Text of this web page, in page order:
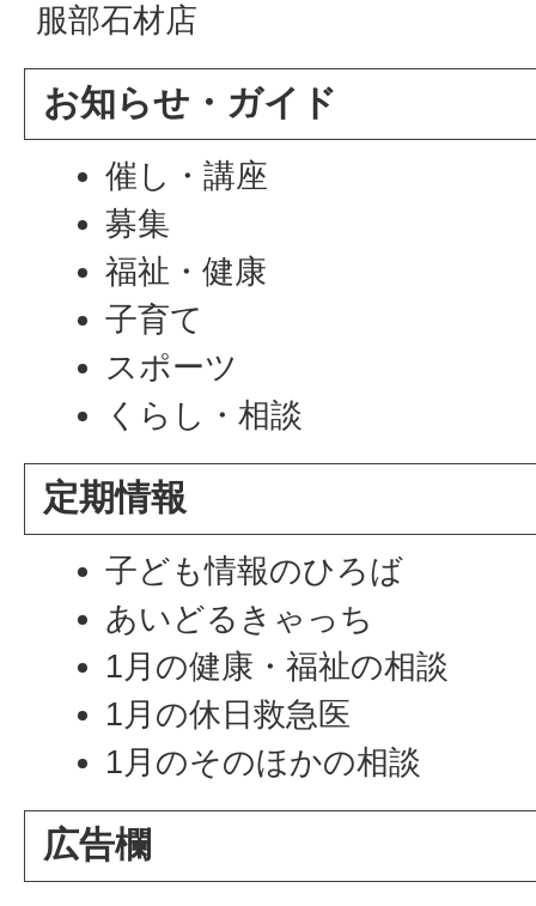
服部石材店
お知らせ・ガイド
催し・講座
募集
福祉・健康
子育て
スポーツ
くらし・相談
定期情報
子ども情報のひろば
あいどるきゃっち
1月の健康・福祉の相談
1月の休日救急医
1月のそのほかの相談
広告欄